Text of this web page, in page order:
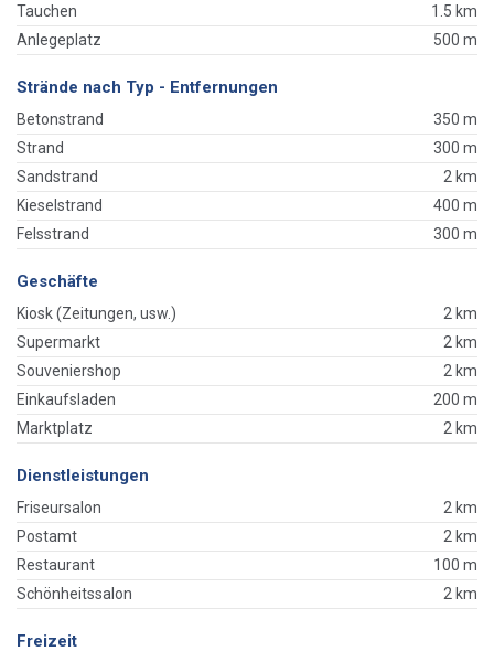
Tauchen
1.5 km
Anlegeplatz
500 m
Strände nach Typ - Entfernungen
Betonstrand
350 m
Strand
300 m
Sandstrand
2 km
Kieselstrand
400 m
Felsstrand
300 m
Geschäfte
Kiosk (Zeitungen, usw.)
2 km
Supermarkt
2 km
Souveniershop
2 km
Einkaufsladen
200 m
Marktplatz
2 km
Dienstleistungen
Friseursalon
2 km
Postamt
2 km
Restaurant
100 m
Schönheitssalon
2 km
Freizeit